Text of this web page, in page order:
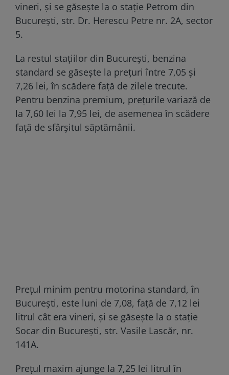
vineri, şi se găseşte la o staţie Petrom din
Bucureşti, str. Dr. Herescu Petre nr. 2A, sector
5.
La restul stațiilor din Bucureşti, benzina
standard se găsește la prețuri între 7,05 şi
7,26 lei, în scădere faţă de zilele trecute.
Pentru benzina premium, prețurile variază de
la 7,60 lei la 7,95 lei, de asemenea în scădere
faţă de sfârşitul săptămânii.
Prețul minim pentru motorina standard, în
București, este luni de 7,08, faţă de 7,12 lei
litrul cât era vineri, şi se găseşte la o staţie
Socar din Bucureşti, str. Vasile Lascăr, nr.
141A.
Preţul maxim ajunge la 7,25 lei litrul în